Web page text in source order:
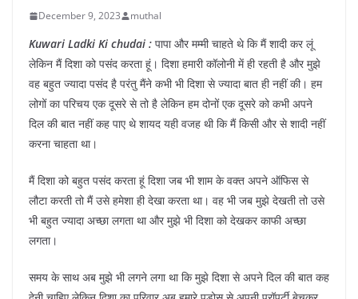
December 9, 2023 muthal
Kuwari Ladki Ki chudai : पापा और मम्मी चाहते थे कि मैं शादी कर लूं
लेकिन मैं दिशा को पसंद करता हूं। दिशा हमारी कॉलोनी में ही रहती है और मुझे
वह बहुत ज्यादा पसंद है परंतु मैंने कभी भी दिशा से ज्यादा बात ही नहीं की। हम
लोगों का परिचय एक दूसरे से तो है लेकिन हम दोनों एक दूसरे को कभी अपने
दिल की बात नहीं कह पाए थे शायद यही वजह थी कि मैं किसी और से शादी नहीं
करना चाहता था।
मैं दिशा को बहुत पसंद करता हूं दिशा जब भी शाम के वक्त अपने ऑफिस से
लौटा करती तो मैं उसे हमेशा ही देखा करता था। वह भी जब मुझे देखती तो उसे
भी बहुत ज्यादा अच्छा लगता था और मुझे भी दिशा को देखकर काफी अच्छा
लगता।
समय के साथ अब मुझे भी लगने लगा था कि मुझे दिशा से अपने दिल की बात कह